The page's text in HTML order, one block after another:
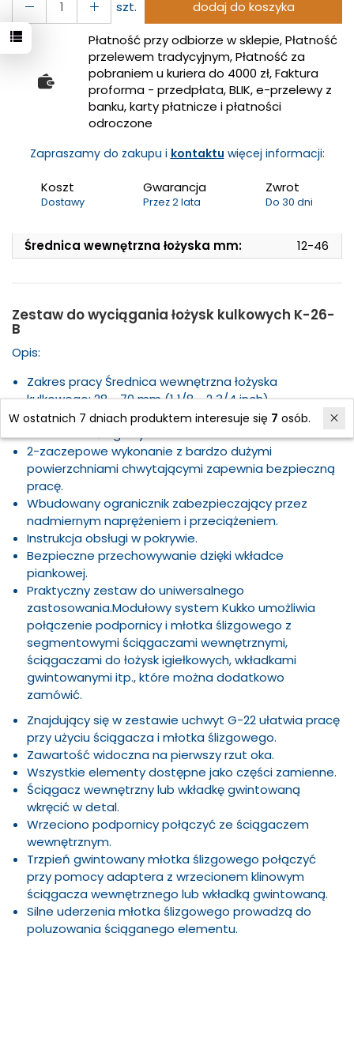
szt.
dodaj do koszyka
Płatność przy odbiorze w sklepie, Płatność
przelewem tradycyjnym, Płatność za
pobraniem u kuriera do 4000 zł, Faktura
proforma - przedpłata, BLIK, e-przelewy z
banku, karty płatnicze i płatności
odroczone
Zapraszamy do zakupu i kontaktu więcej informacji:
Koszt
Dostawy
Gwarancja
Przez 2 lata
Zwrot
Do 30 dni
Średnica wewnętrzna łożyska mm: 12-46
Zestaw do wyciągania łożysk kulkowych K-26-
B
Opis:
Zakres pracy Średnica wewnętrzna łożyska
kulkowego: 28 - 70 mm (1 1/8 - 2 3/4 inch)
Zastosowanie ściągaczy wewnętrznych w połączeniu
z młotkiem ślizgowym.
2-zaczepowe wykonanie z bardzo dużymi
powierzchniami chwytającymi zapewnia bezpieczną
pracę.
Wbudowany ogranicznik zabezpieczający przez
nadmiernym naprężeniem i przeciążeniem.
Instrukcja obsługi w pokrywie.
Bezpieczne przechowywanie dzięki wkładce
piankowej.
Praktyczny zestaw do uniwersalnego
zastosowania.Modułowy system Kukko umożliwia
połączenie podpornicy i młotka ślizgowego z
segmentowymi ściągaczami wewnętrznymi,
ściągaczami do łożysk igiełkowych, wkładkami
gwintowanymi itp., które można dodatkowo
zamówić.
Znajdujący się w zestawie uchwyt G-22 ułatwia pracę
przy użyciu ściągacza i młotka ślizgowego.
Zawartość widoczna na pierwszy rzut oka.
Wszystkie elementy dostępne jako części zamienne.
Ściągacz wewnętrzny lub wkładkę gwintowaną
wkręcić w detal.
Wrzeciono podpornicy połączyć ze ściągaczem
wewnętrznym.
Trzpień gwintowany młotka ślizgowego połączyć
przy pomocy adaptera z wrzecionem klinowym
ściągacza wewnętrznego lub wkładką gwintowaną.
Silne uderzenia młotka ślizgowego prowadzą do
poluzowania ściąganego elementu.
W ostatnich 7 dniach produktem interesuje się 7 osób.